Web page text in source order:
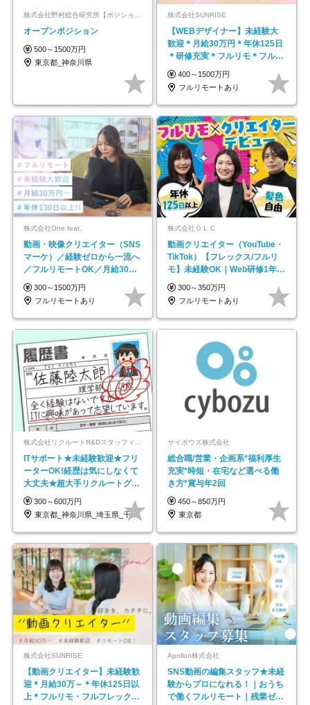
オープンポジション
500～1500万円
東京都_神奈川県
株式会社SUNRISE
【WEBデザイナー】未経験大
歓迎＊月給30万円＊年休125日
＊研修充実＊フルリモ＊フルフ
レックス＊
400～1500万円
フルリモートあり
株式会社One feat.
動画・映像クリエイター（SNS
マーケ）／経験ゼロから一流へ
／フルリモートOK／月給30万
円～／年休130日以上
300～1500万円
フルリモートあり
株式会社ＯＬＣ
動画クリエイター（YouTube・
TikTok）【フレックス/フルリ
モ】未経験OK｜Web研修1年間
｜副業OK
300～350万円
フルリモートあり
ITサポート★未経験歓迎★フリ
ーターOK!経歴は気にしなくて
大丈夫★超大手リクルートグル
ープの正社員/sg
300～600万円
東京都_神奈川県_埼玉県_千葉県_大阪府…
サイボウズ株式会社
総合職/営業・企画系*福利厚生
充実*時短・在宅など選べる働
き方*賞与年2回
450～850万円
東京都
株式会社SUNRISE
【動画クリエイター】未経験歓
迎＊月給30万～＊年休125日以
上＊フルリモ・フルフレックス
Apollon株式会社
SNS動画の編集スタッフ★未経
験からプロになれる！｜おうち
で働くフルリモート｜残業ゼロ